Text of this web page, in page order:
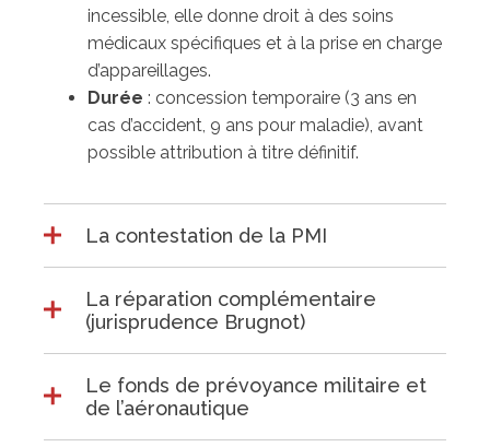
incessible, elle donne droit à des soins
médicaux spécifiques et à la prise en charge
d’appareillages.
Durée : concession temporaire (3 ans en
cas d’accident, 9 ans pour maladie), avant
possible attribution à titre définitif.
La contestation de la PMI
La réparation complémentaire
(jurisprudence Brugnot)
Le fonds de prévoyance militaire et
de l’aéronautique